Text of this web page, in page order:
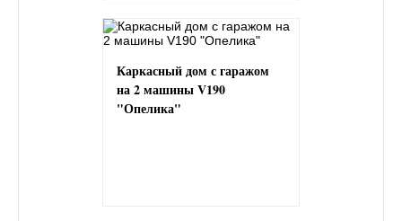
Каркасный дом с гаражом
на 2 машины V190
"Опелика"